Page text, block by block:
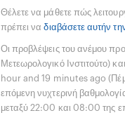
Θέλετε να μάθετε πώς
πρέπει ναδιαβάσετε αυτήν
Οι προβλέψεις του ανέμου
Μετεωρολογικό Ινστιτούτο)
hour and 19 minutes ago
επόμενη νυχτερινή
μεταξύ 22:00 και 08:00 της